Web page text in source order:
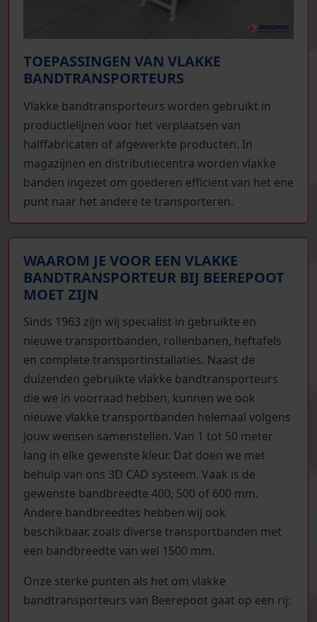
TOEPASSINGEN VAN VLAKKE
BANDTRANSPORTEURS
Vlakke bandtransporteurs worden gebruikt in
productielijnen voor het verplaatsen van
halffabricaten of afgewerkte producten. In
magazijnen en distributiecentra worden vlakke
banden ingezet om goederen efficiënt van het ene
punt naar het andere te transporteren.
WAAROM JE VOOR EEN VLAKKE
BANDTRANSPORTEUR BIJ BEEREPOOT
MOET ZIJN
Sinds 1963 zijn wij specialist in gebruikte en
nieuwe transportbanden, rollenbanen, heftafels
en complete transportinstallaties. Naast de
duizenden gebruikte vlakke bandtransporteurs
die we in voorraad hebben, kunnen we ook
nieuwe vlakke transportbanden helemaal volgens
jouw wensen samenstellen. Van 1 tot 50 meter
lang in elke gewenste kleur. Dat doen we met
behulp van ons 3D CAD systeem. Vaak is de
gewenste bandbreedte 400, 500 of 600 mm.
Andere bandbreedtes hebben wij ook
beschikbaar, zoals diverse transportbanden met
een bandbreedte van wel 1500 mm.
Onze sterke punten als het om vlakke
bandtransporteurs van Beerepoot gaat op een rij: